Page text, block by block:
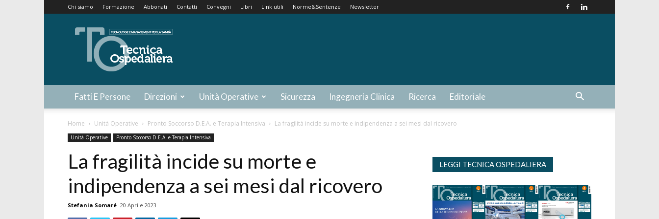
Chi siamo Formazione Abbonati Contatti Convegni Libri Link utili Norme&Sentenze Newsletter
Tecnica
Ospedaliera
Fatti E Persone Direzioni Unità Operative Sicurezza Ingegneria Clinica Ricerca Editoriale
Home Unità Operative Pronto Soccorso D.E.A. e Terapia Intensiva La fragilità incide su morte e indipendenza a sei mesi dal ricovero
Unità Operative Pronto Soccorso D.E.A. e Terapia Intensiva
La fragilità incide su morte e
indipendenza a sei mesi dal ricovero
Stefania Somaré 20 Aprile 2023
LEGGI TECNICA OSPEDALIERA